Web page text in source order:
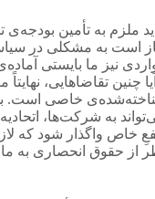
ملزم به تأمین
است به مشكلی در
نیز ما بایستی
چنین تقاضاهایی، نهایتاً
خاصی است.
به شرکت‌ها،
خاص واگذار شود كه
از حقوق انحصاری به